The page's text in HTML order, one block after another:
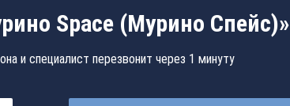
Space (Мурино Спейс)»
и специалист перезвонит через 1 минуту